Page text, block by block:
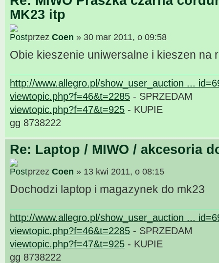
MK23 itp
przez Coen » 30 mar 2011, o 09:58
Obie kieszenie uniwersalne i kieszen na
http://www.allegro.pl/show_user_auction ...
viewtopic.php?f=46&t=2285 - SPRZEDAM
viewtopic.php?f=47&t=925 - KUPIE
gg 8738222
Re: Laptop / MIWO / akcesoria
przez Coen » 13 kwi 2011, o 08:15
Dochodzi laptop i magazynek do mk23
http://www.allegro.pl/show_user_auction ...
viewtopic.php?f=46&t=2285 - SPRZEDAM
viewtopic.php?f=47&t=925 - KUPIE
gg 8738222